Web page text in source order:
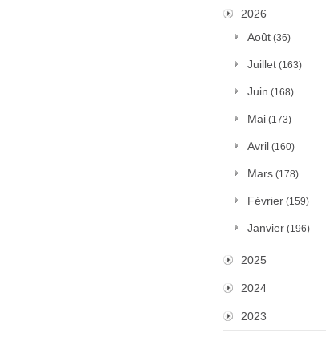
2026
Août (36)
Juillet (163)
Juin (168)
Mai (173)
Avril (160)
Mars (178)
Février (159)
Janvier (196)
2025
2024
2023